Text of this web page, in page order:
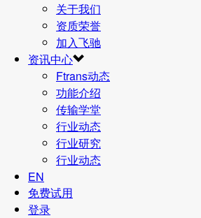
关于我们
资质荣誉
加入飞驰
资讯中心
Ftrans动态
功能介绍
传输学堂
行业动态
行业研究
行业动态
EN
免费试用
登录